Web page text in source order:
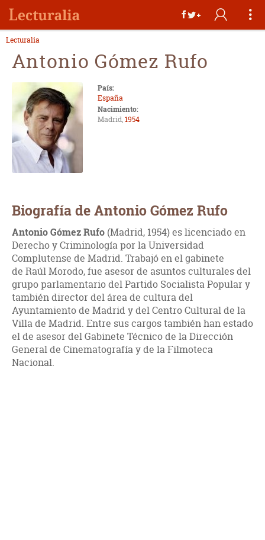
Lecturalia
Antonio Gómez Rufo
País:
España
Nacimiento:
Madrid,1954
Biografía de Antonio Gómez Rufo
Antonio Gómez Rufo (Madrid, 1954) es licenciado en
Derecho y Criminología por la Universidad
Complutense de Madrid. Trabajó en el gabinete
de Raúl Morodo, fue asesor de asuntos culturales del
grupo parlamentario del Partido Socialista Popular y
también director del área de cultura del
Ayuntamiento de Madrid y del Centro Cultural de la
Villa de Madrid. Entre sus cargos también han estado
el de asesor del Gabinete Técnico de la Dirección
General de Cinematografía y de la Filmoteca
Nacional.